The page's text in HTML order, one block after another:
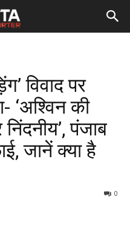
विवाद पर
‘अश्विन की
पंजाब
जानें क्या है
0